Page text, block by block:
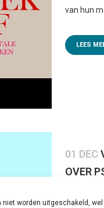
worden uitgeschakeld,
van hun
LEES
01 DEC
OVER
Share